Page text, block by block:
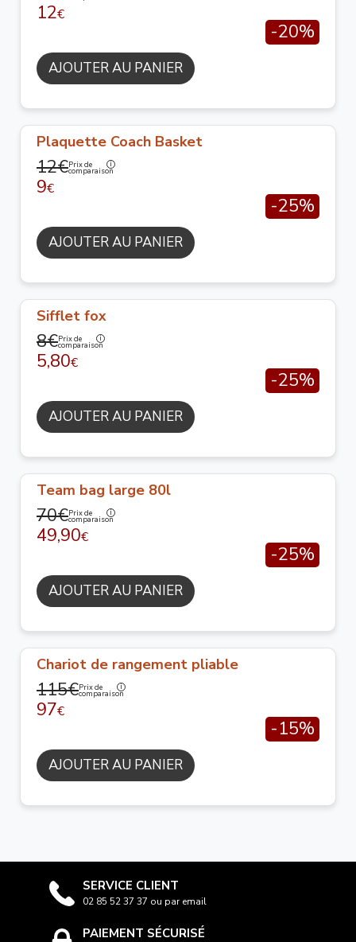
12€
-20%
AJOUTER AU PANIER
Plaquette Coach Basket
12€Prix de
comparaison
9€
-25%
AJOUTER AU PANIER
Sifflet fox
8€Prix de
comparaison
5,80€
-25%
AJOUTER AU PANIER
Team bag large 80l
70€Prix de
comparaison
49,90€
-25%
AJOUTER AU PANIER
Chariot de rangement pliable
115€Prix de
comparaison
97€
-15%
AJOUTER AU PANIER
SERVICE CLIENT
02 85 52 37 37 ou par email
PAIEMENT SÉCURISÉ